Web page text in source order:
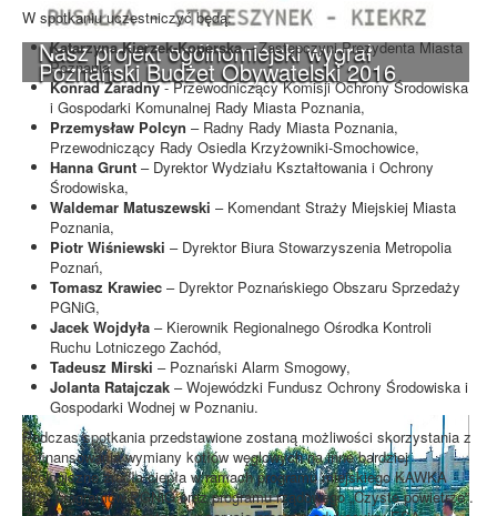
Nasz projekt ogólnomiejski wygrał
Poznański Budżet Obywatelski 2016
W spotkaniu uczestniczyć będą:
Katarzyna Kierzek-Koperska– Zastępczyni Prezydenta Miasta
Poznania,
Konrad Zaradny- Przewodniczący Komisji Ochrony Środowiska
i Gospodarki Komunalnej Rady Miasta Poznania,
Przemysław Polcyn – Radny Rady Miasta Poznania,
Przewodniczący Rady Osiedla Krzyżowniki-Smochowice,
Hanna Grunt – Dyrektor Wydziału Kształtowania i Ochrony
Środowiska,
Waldemar Matuszewski – Komendant Straży Miejskiej Miasta
Poznania,
Piotr Wiśniewski – Dyrektor Biura Stowarzyszenia Metropolia
Poznań,
Tomasz Krawiec – Dyrektor Poznańskiego Obszaru Sprzedaży
PGNiG,
Jacek Wojdyła – Kierownik Regionalnego Ośrodka Kontroli
Ruchu Lotniczego Zachód,
Tadeusz Mirski – Poznański Alarm Smogowy,
Jolanta Ratajczak – Wojewódzki Fundusz Ochrony Środowiska i
Gospodarki Wodnej w Poznaniu.
Podczas spotkania przedstawione zostaną możliwości skorzystania z
dofinansowania wymiany kotłów węglowych na inne bardziej
ekologiczne źródła ciepła w ramach programu miejskiego KAWKA
BIS, programów PGNiG oraz programu rządowego „Czyste powietrze”.